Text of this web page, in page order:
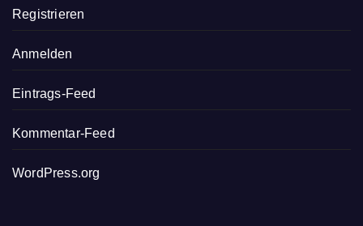
Registrieren
Anmelden
Eintrags-Feed
Kommentar-Feed
WordPress.org